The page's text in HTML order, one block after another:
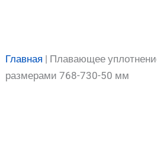
Главная | Плавающее
размерами 768-730-50 мм